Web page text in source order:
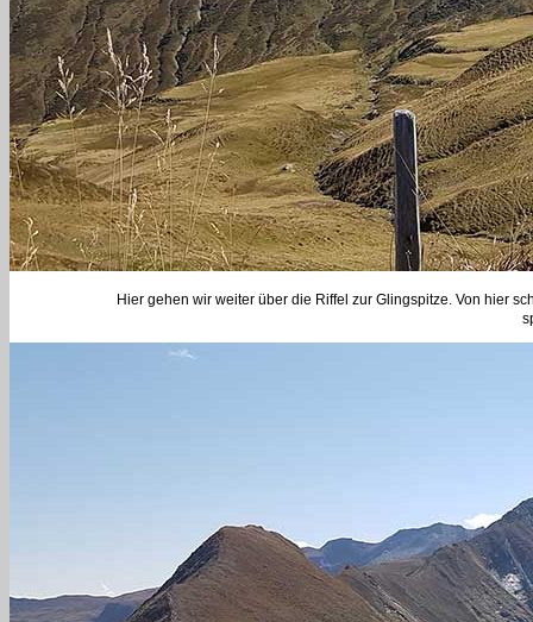
Hier gehen wir weiter über die Riffel zur Glingspitze. Von hier